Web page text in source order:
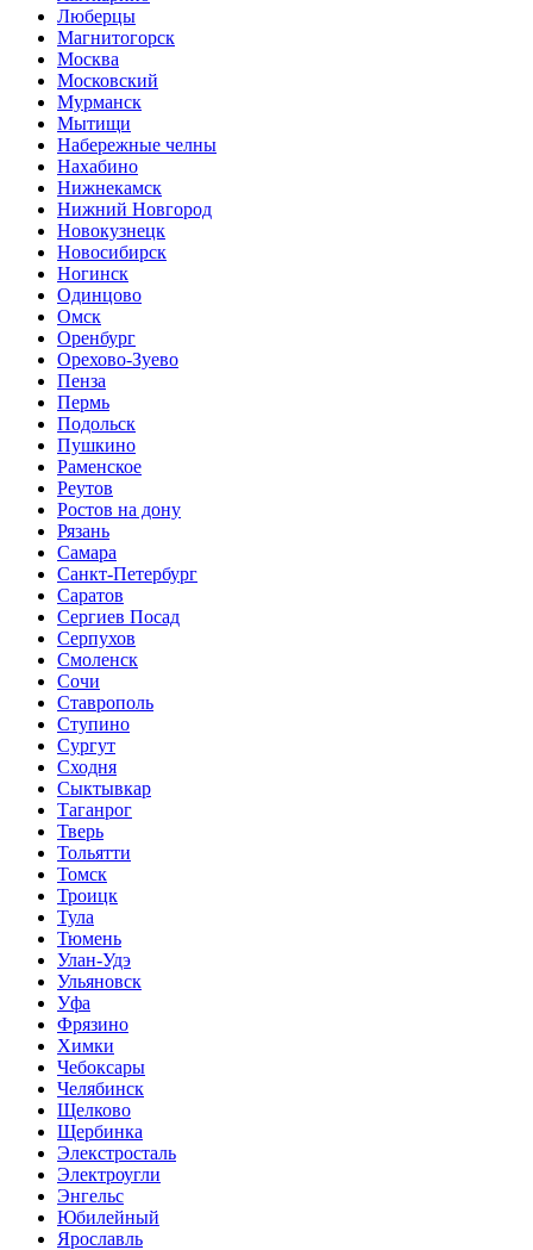
Люберцы
Магнитогорск
Москва
Московский
Мурманск
Мытищи
Набережные челны
Нахабино
Нижнекамск
Нижний Новгород
Новокузнецк
Новосибирск
Ногинск
Одинцово
Омск
Оренбург
Орехово-Зуево
Пенза
Пермь
Подольск
Пушкино
Раменское
Реутов
Ростов на дону
Рязань
Самара
Санкт-Петербург
Саратов
Сергиев Посад
Серпухов
Смоленск
Сочи
Ставрополь
Ступино
Сургут
Сходня
Сыктывкар
Таганрог
Тверь
Тольятти
Томск
Троицк
Тула
Тюмень
Улан-Удэ
Ульяновск
Уфа
Фрязино
Химки
Чебоксары
Челябинск
Щелково
Щербинка
Элекстросталь
Электроугли
Энгельс
Юбилейный
Ярославль